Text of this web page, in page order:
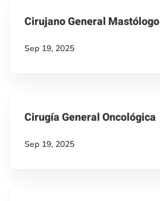
Cirujano General Mastólogo
Sep 19, 2025
Cirugía General Oncológica
Sep 19, 2025